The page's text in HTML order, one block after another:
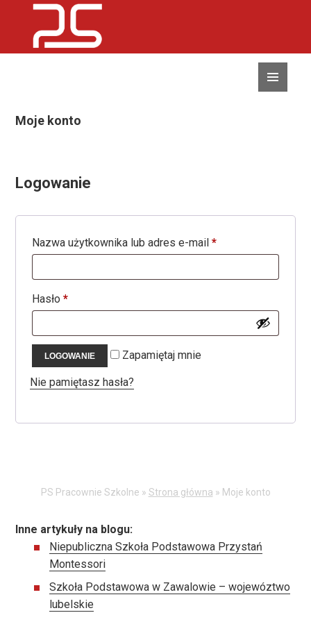
Moje konto
Logowanie
Nazwa użytkownika lub adres e-mail*
Hasło*
LOGOWANIE Zapamiętaj mnie
Nie pamiętasz hasła?
PS Pracownie Szkolne » Strona główna » Moje konto
Inne artykuły na blogu:
Niepubliczna Szkoła Podstawowa Przystań
Montessori
Szkoła Podstawowa w Zawalowie – wojewóztwo
lubelskie